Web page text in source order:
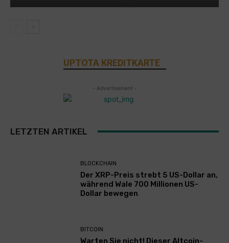
UPTOTA KREDITKARTE
- Advertisement -
LETZTEN ARTIKEL
BLOCKCHAIN
Der XRP-Preis strebt 5 US-Dollar an,
während Wale 700 Millionen US-
Dollar bewegen
BITCOIN
Warten Sie nicht! Dieser Altcoin-